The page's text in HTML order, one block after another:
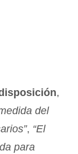
,
del
, “El
para